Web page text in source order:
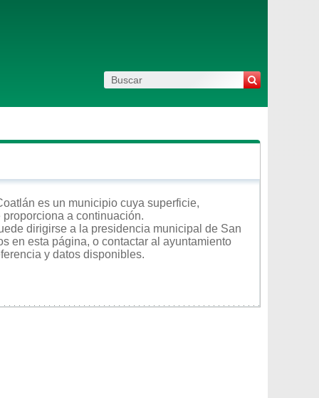
es un municipio cuya superficie,
a continuación.
dirigirse a la presidencia municipal de San
en esta página, o contactar al ayuntamiento
y datos disponibles.